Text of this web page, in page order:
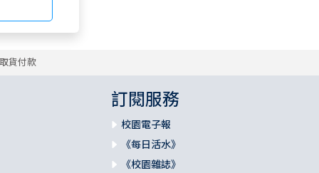
貨付款
訂閱服務
校園電子報
《每日活水》
《校園雜誌》